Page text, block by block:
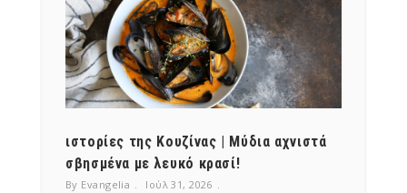
ιστορίες της Κουζίνας | Μύδια αχνιστά
σβησμένα με λευκό κρασί!
By Evangelia
Ιούλ 31, 2026